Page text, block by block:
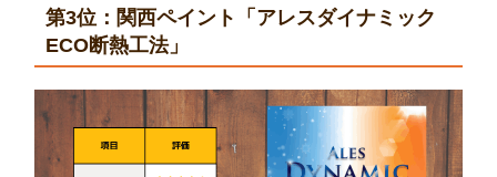
第3位：関西ペイント「アレスダイナミック
ECO断熱工法」